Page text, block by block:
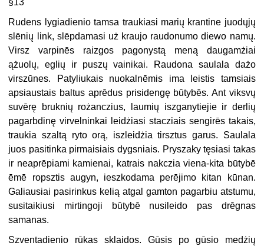
Rudens lygiadienio tamsa traukiasi marių krantine juodųjų
slēnių link, slēpdamasi uż kraujo raudonumo diewo namų.
Virsz varpinēs raizgos pagonystą meną daugamżiai
ążuolų, eglių ir puszų vainikai. Raudona saulala dażo
virszūnes. Patyliukais nuokalnēmis ima leistis tamsiais
apsiaustais baltus aprēdus prisidengę būtybēs. Ant viksvų
suvērę bruknių rożanczius, laumių iszganytiejie ir derlių
pagarbdinę virvelninkai leidżiasi stacziais sengirēs takais,
traukia szaltą ryto orą, iszleidżia tirsztus garus. Saulala
juos pasitinka pirmaisiais dygsniais. Pryszaky tęsiasi takas
ir neaprēpiami kamienai, katrais nakczia viena-kita būtybē
ēmē ropsztis augyn, ieszkodama perējimo kitan kūnan.
Galiausiai pasirinkus kelią atgal gamton pagarbiu atstumu,
susitaikiusi mirtingoji būtybē nusileido pas drēgnas
samanas.
Szventadienio rūkas sklaidos. Gūsis po gūsio medżių